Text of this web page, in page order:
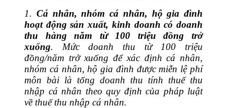
1. Cá nhân, nhóm cá nhân, hộ gia đình
hoạt động sản xuất, kinh doanh có doanh
thu hàng năm từ 100 triệu đồng trở
xuống. Mức doanh thu từ 100 triệu
đồng/năm trở xuốngđểxác định cá nhân,
nhóm cá nhân, hộ gia đình được miễn lệ phí
môn bài là tổng doanh thu tính thuế thu
nhập cá nhân theo quy định của pháp luật
về thuế thu nhập cá nhân.